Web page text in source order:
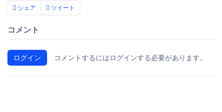
シェア ツイート
コメント
ログイン コメントするにはログインする必要があります。